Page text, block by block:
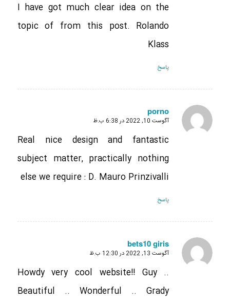
I have got much clear idea on the
topic of from this post. Rolando
Klass
پاسخ
porno
گفته:
آگوست 10, 2022 در 6:38 ب.ظ
Real nice design and fantastic
subject matter, practically nothing
else we require : D. Mauro Prinzivalli
پاسخ
bets10 giris
گفته:
آگوست 13, 2022 در 12:30 ب.ظ
Howdy very cool website!! Guy ..
Beautiful .. Wonderful .. Grady